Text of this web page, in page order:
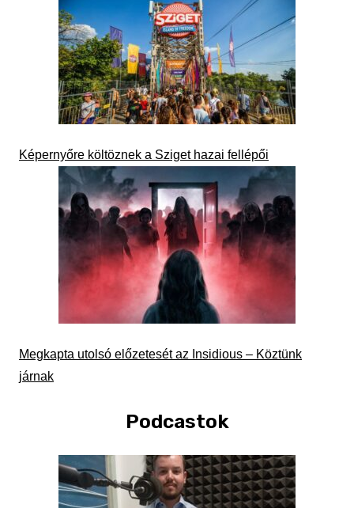
Képernyőre költöznek a Sziget hazai fellépői
Megkapta utolsó előzetesét az Insidious – Köztünk
járnak
Podcastok